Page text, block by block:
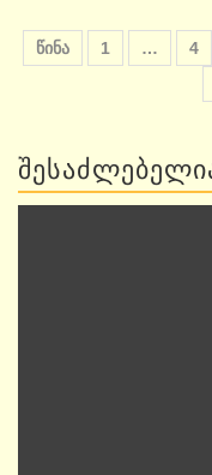
წინა 1 … 4